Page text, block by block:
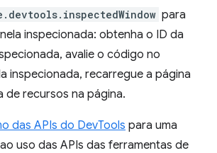
para
inspecionada: obtenha o ID da
avalie o código no
inspecionada, recarregue a página
de recursos na página.
das APIs do DevTools para uma
uso das APIs das ferramentas de